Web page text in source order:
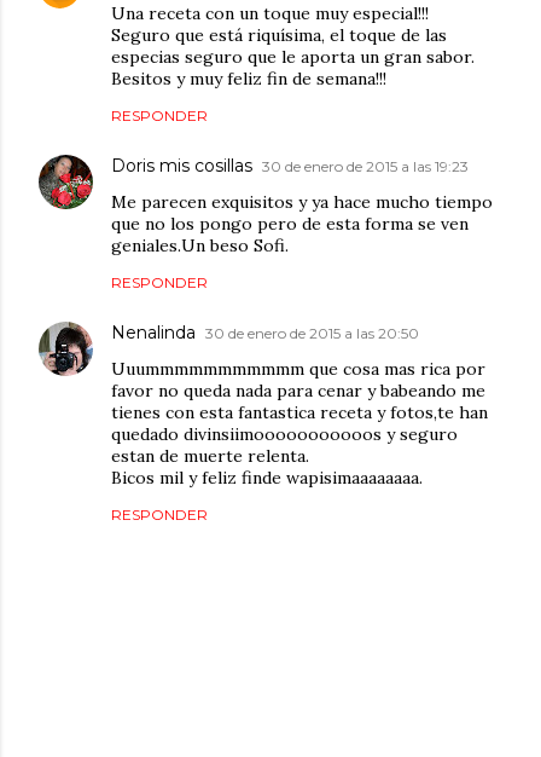
Una receta con un toque muy especial!!!
Seguro que está riquísima, el toque de las
especias seguro que le aporta un gran sabor.
Besitos y muy feliz fin de semana!!!
RESPONDER
Doris mis cosillas 30 de enero de 2015 a las 19:23
Me parecen exquisitos y ya hace mucho tiempo
que no los pongo pero de esta forma se ven
geniales.Un beso Sofi.
RESPONDER
Nenalinda 30 de enero de 2015 a las 20:50
Uuummmmmmmmmmm que cosa mas rica por
favor no queda nada para cenar y babeando me
tienes con esta fantastica receta y fotos,te han
quedado divinsiimooooooooooos y seguro
estan de muerte relenta.
Bicos mil y feliz finde wapisimaaaaaaaa.
RESPONDER